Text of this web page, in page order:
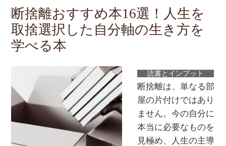
断捨離おすすめ本16選！人生を
取捨選択した自分軸の生き方を
学べる本
読書とインプット
断捨離は、単なる部
屋の片付けではあり
ません。今の自分に
本当に必要なものを
見極め、人生の主導